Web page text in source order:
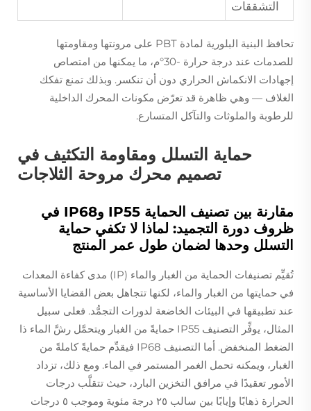
التشققات
تحافظ البنية البلورية لمادة PBT على مرونتها ومقاومتها
للصدمات عند درجة حرارة -30°م، ما يمكنها من امتصاص
إجهادات الانكماش الحراري دون أن تنكسر. وبذلك تمنع تفكك
الغلاف — وهي ظاهرة قد تعرّض مكونات المحرك الداخلية
للرطوبة والملوثات والتآكل المتسارع.
حماية التسلل ومقاومة التكثيف في
تصميم محرك مروحة الثلاجات
مقارنة بين تصنيف الحماية IP55 وIP68 في
ظروف دورة التجميد: لماذا لا تكفي حماية
التسلل وحدها لضمان طول عمر المنتج
تُقيِّم تصنيفات الحماية من الغبار والماء (IP) مدى كفاءة المعدات
في حمايتها من الغبار والماء، لكنها تتجاهل بعض القضايا الأساسية
عند تطبيقها في البيئات الخاضعة لدورات التجمُّد. فعلى سبيل
المثال، يوفِّر التصنيف IP55 حمايةً من الغبار ويتحمَّل رشَّ الماء ذا
الضغط المنخفض. أما التصنيف IP68 فيقدِّم حمايةً كاملةً من
الغبار، ويمكنه تحمل الغمر المستمر في الماء. ومع ذلك، تزداد
الأمور تعقيدًا في مرافق التخزين البارد، حيث تتقلَّب درجات
الحرارة ذهابًا وإيابًا بين سالب ٢٥ درجة مئوية وموجب ٥ درجات